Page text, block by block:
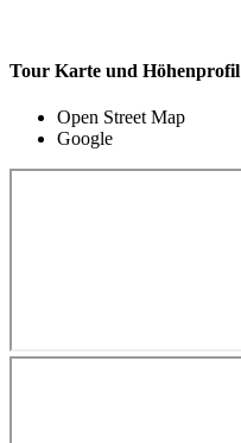
Tour Karte und Höhenprofil
Open Street Map
Google